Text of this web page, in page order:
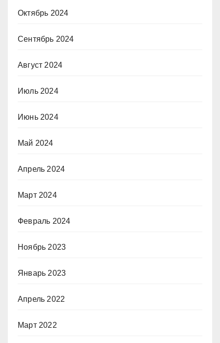
Октябрь 2024
Сентябрь 2024
Август 2024
Июль 2024
Июнь 2024
Май 2024
Апрель 2024
Март 2024
Февраль 2024
Ноябрь 2023
Январь 2023
Апрель 2022
Март 2022